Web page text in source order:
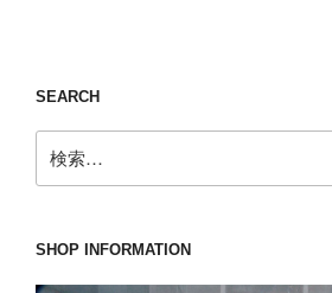
SEARCH
索:
SHOP INFORMATION